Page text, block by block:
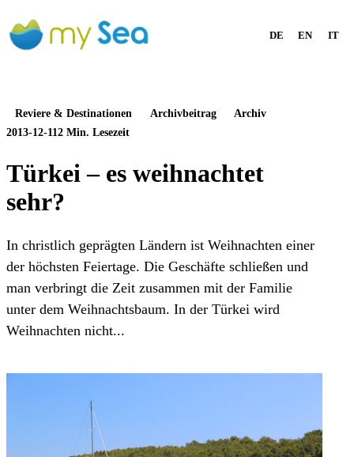
DE EN IT
Reviere & Destinationen Archivbeitrag
Archiv
2013-12-112 Min. Lesezeit
Türkei – es weihnachtet
sehr?
In christlich geprägten Ländern ist Weihnachten einer
der höchsten Feiertage. Die Geschäfte schließen und
man verbringt die Zeit zusammen mit der Familie
unter dem Weihnachtsbaum. In der Türkei wird
Weihnachten nicht...